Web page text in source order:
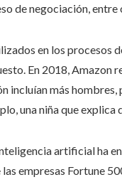
de negociación, entre
en los procesos
En 2018, Amazon
incluían más
una niña que explica
artificial ha
las empresas Fortune